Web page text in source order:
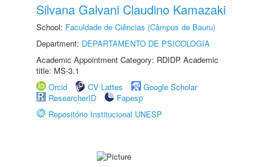
Silvana Galvani Claudino Kamazaki
School: Faculdade de Ciências (Câmpus de Bauru)
Department: DEPARTAMENTO DE PSICOLOGIA
Academic Appointment Category: RDIDP Academic
title: MS-3.1
Orcid
CV Lattes
Google Scholar
ResearcherID
Fapesp
Repositório Institucional UNESP